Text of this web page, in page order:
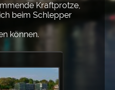
Kraftprotze,
beim Schlepper
können.